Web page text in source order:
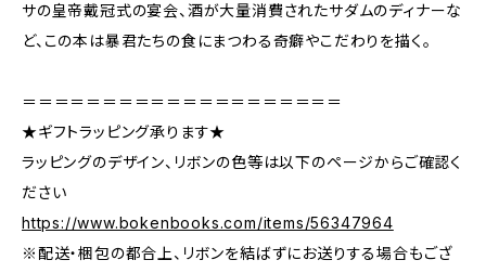
サの皇帝戴冠式の宴会、酒が大量消費されたサダムのディナーな
ど、この本は暴君たちの食にまつわる奇癖やこだわりを描く。
＝＝＝＝＝＝＝＝＝＝＝＝＝＝＝＝＝＝＝＝
★ギフトラッピング承ります★
ラッピングのデザイン、リボンの色等は以下のページからご確認く
ださい
https://www.bokenbooks.com/items/56347964
※配送・梱包の都合上、リボンを結ばずにお送りする場合もござ